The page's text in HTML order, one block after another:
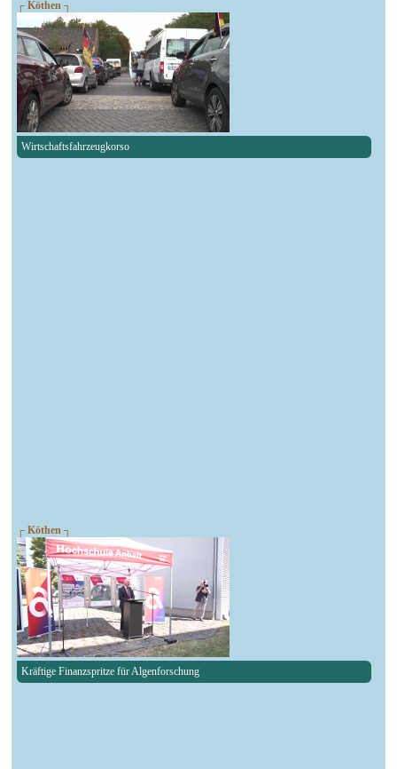
┌ Köthen ┐
Wirtschaftsfahrzeugkorso
┌ Köthen ┐
Kräftige Finanzspritze für Algenforschung